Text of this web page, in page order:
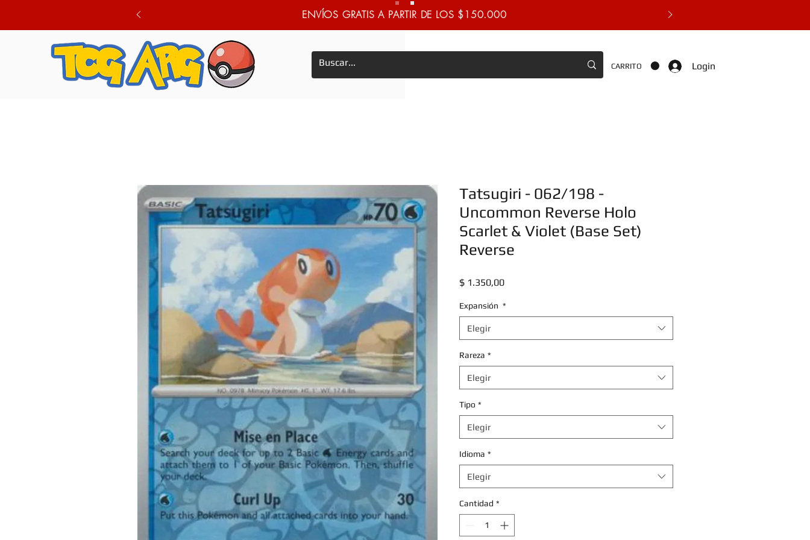
ENVÍOS GRATIS A PARTIR DE LOS $150.000
CARRITO Login
Tatsugiri - 062/198 -
Uncommon Reverse Holo
Scarlet & Violet (Base Set)
Reverse
$ 1.350,00Precio
Expansión *
Elegir
Rareza *
Elegir
Tipo *
Elegir
Idioma *
Elegir
Cantidad *